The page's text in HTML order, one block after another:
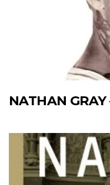
NATHAN